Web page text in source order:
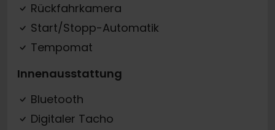
Rückfahrkamera
Start/Stopp-Automatik
Tempomat
Innenausstattung
Bluetooth
Digitaler Tacho